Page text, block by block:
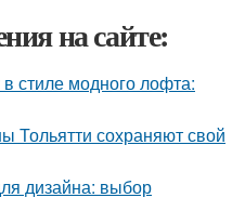
на сайте:
стиле модного лофта:
Тольятти сохраняют свой
дизайна: выбор